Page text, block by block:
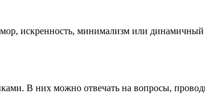
искренность, минимализм или
В них можно отвечать на вопросы,